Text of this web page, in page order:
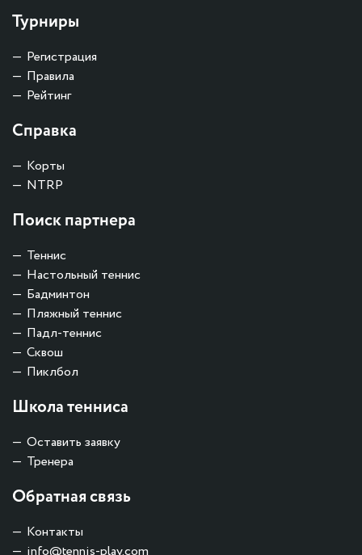
Турниры
Регистрация
Правила
Рейтинг
Справка
Корты
NTRP
Поиск партнера
Теннис
Настольный теннис
Бадминтон
Пляжный теннис
Падл-теннис
Сквош
Пиклбол
Школа тенниса
Оставить заявку
Тренера
Обратная связь
Контакты